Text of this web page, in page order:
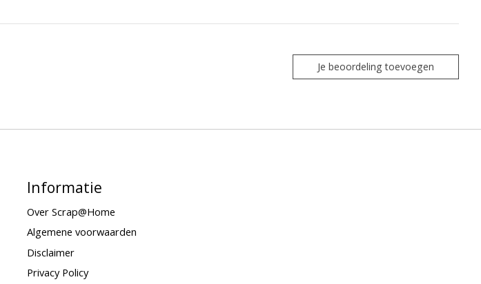
Je beoordeling toevoegen
Informatie
Over Scrap@Home
Algemene voorwaarden
Disclaimer
Privacy Policy